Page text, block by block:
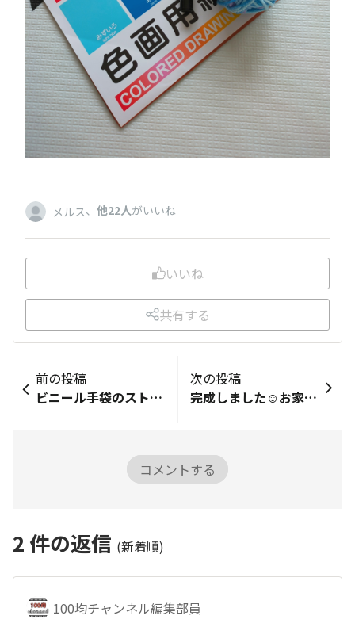
メルス、 他22人がいいね
いいね
共有する
前の投稿
ビニール手袋のストックを買いました。購入品レビュー■「購入品レビュー」で…自分で記録をつける・シェアする！■商品の「バーコード」を撮影して、写真をアップロードしてね。バーコードがはっきり分かるように撮影してね📷■商品全体の写真を撮影してね！■この商品のおすすめ度は？5■購入した理由を教えて♪その他■この商品のおすすめポイントを教えて✍食材を切ったりおにぎりを握る時に使ってます。使ってもズレにくいし枚数が多いところがお気に入りです✨記録ありがとうございます♪ぜひ「DAISOの輪」の仲間にもシェアしてね！記録の振り返りシェアは下のボタンから！▼
次の投稿
完成しました☺️お家時間にピッタリの制作物です🙌これはシリーズで集めたくなります😳色もつけたかったですが…息子に反対されたのでこのままで…！笑
コメントする
2 件の返信 (新着順)
100均チャンネル編集部員